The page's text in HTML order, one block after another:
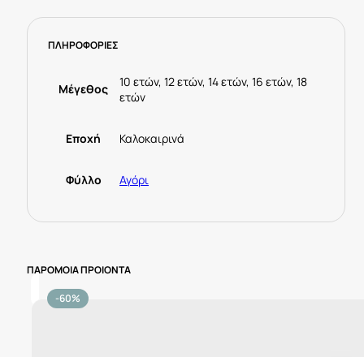
ΠΛΗΡΟΦΟΡΙΕΣ
Μέγεθος
10 ετών, 12 ετών, 14 ετών, 16 ετών, 18
ετών
Εποχή Καλοκαιρινά
Φύλλο Αγόρι
ΠΑΡΟΜΟΙΑ ΠΡΟΙΟΝΤΑ
-60%